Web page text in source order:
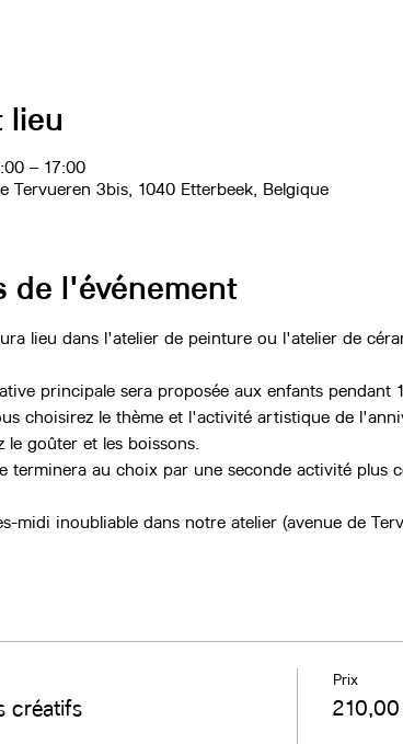
lieu
– 17:00
Tervueren 3bis, 1040 Etterbeek, Belgique
de l'événement
lieu dans l'atelier de peinture ou l'atelier de
principale sera proposée aux enfants pendant
choisirez le thème et l'activité artistique de
le goûter et les boissons.
terminera au choix par une seconde activité plus
midi inoubliable dans notre atelier (avenue de
créatifs
Prix